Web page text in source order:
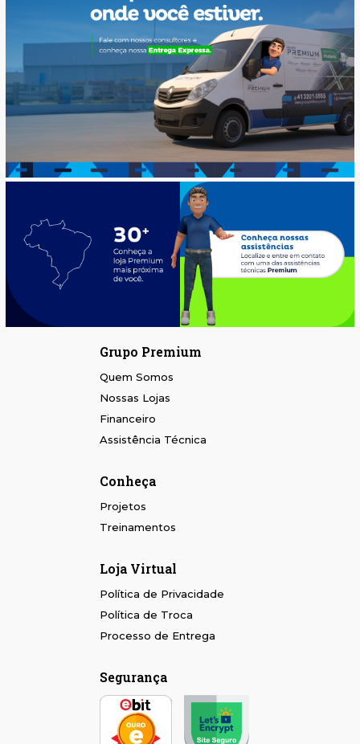
Grupo Premium
Quem Somos
Nossas Lojas
Financeiro
Assistência Técnica
Conheça
Projetos
Treinamentos
Loja Virtual
Política de Privacidade
Política de Troca
Processo de Entrega
Segurança